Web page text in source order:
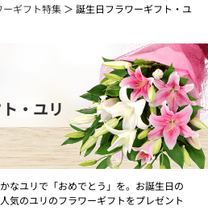
ギフト特集
誕生日フラワーギフト・ユ
・ユリ
なユリで「おめでとう」を。お誕生日の
気のユリのフラワーギフトをプレゼント